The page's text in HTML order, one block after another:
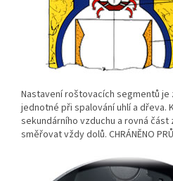
Nastavení roštovacích segmentů je
jednotné při spalování uhlí a dřeva.
sekundárního vzduchu a rovná
směřovat vždy dolů. CHRÁNĚNO